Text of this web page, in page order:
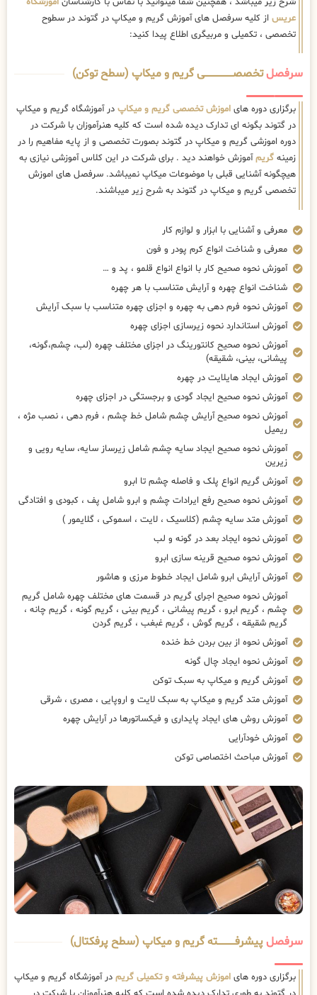
عریس از کلیه سرفصل های آموزش گریم و میکاپ در گتوند در سطوح
تخصصی ، تکمیلی و مربیگری اطلاع پیدا کنید:
سرفصلتخصصــــــــــــــــــــی گریم و میکاپ (سطح توکن)
برگزاری دوره های اموزش تخصصی گریم و میکاپ در آموزشگاه گریم و میکاپ
در گتوند بگونه ای تدارک دیده شده است که کلیه هنرآموزان با شرکت در
دوره اموزشی گریم و میکاپ در گتوند بصورت تخصصی و از پایه مفاهیم را در
زمینه گریمآموزش خواهند دید . برای شرکت در این کلاس آموزشی نیازی به
هیچگونه آشنایی قبلی با موضوعات میکاپ نمیباشد. سرفصل های اموزش
تخصصی گریم و میکاپ در گتوند به شرح زیر میباشند.
معرفی و آشنایی با ابزار و لوازم کار
معرفی و شناخت انواع کرم پودر و فون
آموزش نحوه صحیح کار با انواع انواع قلمو ، پد و …
شناخت انواع چهره و آرایش متناسب با هر چهره
آموزش نحوه فرم دهی به چهره و اجزای چهره متناسب با سبک آرایش
آموزش استاندارد نحوه زیرسازی اجزای چهره
آموزش نحوه صحیح کانتورینگ در اجزای مختلف چهره (لب، چشم،گونه،
پیشانی، بینی، شقیقه)
آموزش ایجاد هایلایت در چهره
آموزش نحوه صحیح ایجاد گودی و برجستگی در اجزای چهره
آموزش نحوه صحیح آرایش چشم شامل خط چشم ، فرم دهی ، نصب مژه ،
ریمیل
آموزش نحوه صحیح ایجاد سایه چشم شامل زیرساز سایه، سایه رویی و
زیرین
آموزش گریم انواع پلک و فاصله چشم تا ابرو
آموزش نحوه صحیح رفع ایرادات چشم و ابرو شامل پف ، کبودی و افتادگی
آموزش متد سایه چشم (کلاسیک ، لایت ، اسموکی ، گلایمور )
آموزش نحوه ایجاد بعد در گونه و لب
آموزش نحوه صحیح قرینه سازی ابرو
آموزش آرایش ابرو شامل ایجاد خطوط مرزی و هاشور
آموزش نحوه صحیح اجرای گریم در قسمت های مختلف چهره شامل گریم
چشم ، گریم ابرو ، گریم پیشانی ، گریم بینی ، گریم گونه ، گریم چانه ،
گریم شقیقه ، گریم گوش ، گریم غبغب ، گریم گردن
آموزش نحوه از بین بردن خط خنده
آموزش نحوه ایجاد چال گونه
آموزش گریم و میکاپ به سبک توکن
آموزش متد گریم و میکاپ به سبک لایت و اروپایی ، مصری ، شرقی
آموزش روش های ایجاد پایداری و فیکساتورها در آرایش چهره
آموزش خودآرایی
آموزش مباحث اختصاصی توکن
سرفصلپیشرفــــــــــــته گریم و میکاپ (سطح پرفکتال)
برگزاری دوره های اموزش پیشرفته و تکمیلی گریم در آموزشگاه گریم و میکاپ